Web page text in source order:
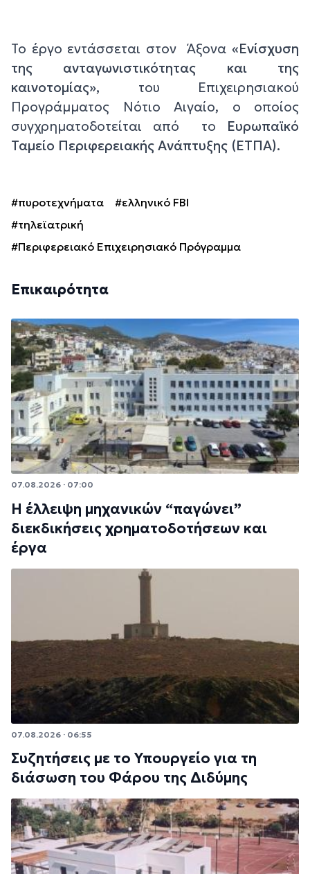
Το έργο εντάσσεται στον Άξονα «Ενίσχυση
της ανταγωνιστικότητας και της
καινοτομίας», του Επιχειρησιακού
Προγράμματος Νότιο Αιγαίο, ο οποίος
συγχρηματοδοτείται από το Ευρωπαϊκό
Ταμείο Περιφερειακής Ανάπτυξης (ΕΤΠΑ).
#πυροτεχνήματα
#ελληνικό FBI
#τηλεϊατρική
#Περιφερειακό Επιχειρησιακό Πρόγραμμα
Επικαιρότητα
07.08.2026 · 07:00
Η έλλειψη μηχανικών “παγώνει”
διεκδικήσεις χρηματοδοτήσεων και
έργα
07.08.2026 · 06:55
Συζητήσεις με το Υπουργείο για τη
διάσωση του Φάρου της Διδύμης